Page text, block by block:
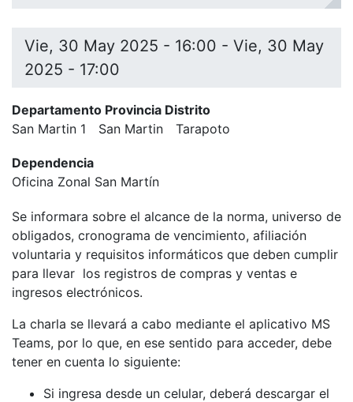
Vie, 30 May 2025 - 16:00 - Vie, 30 May
2025 - 17:00
Departamento Provincia Distrito
San Martin 1
San Martin Tarapoto
Dependencia
Oficina Zonal San Martín
Se informara sobre el alcance de la norma, universo de
obligados, cronograma de vencimiento, afiliación
voluntaria y requisitos informáticos que deben cumplir
para llevar los registros de compras y ventas e
ingresos electrónicos.
La charla se llevará a cabo mediante el aplicativo MS
Teams, por lo que, en ese sentido para acceder, debe
tener en cuenta lo siguiente:
Si ingresa desde un celular, deberá descargar el